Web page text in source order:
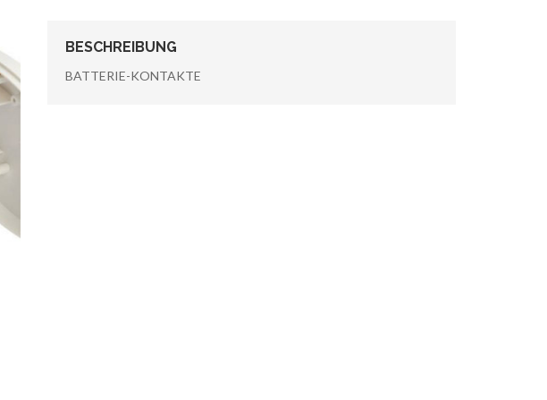
BESCHREIBUNG
BATTERIE-KONTAKTE